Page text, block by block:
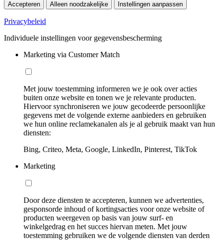
Accepteren Alleen noodzakelijke Instellingen aanpassen
Privacybeleid
Individuele instellingen voor gegevensbescherming
Marketing via Customer Match
Met jouw toestemming informeren we je ook over acties
buiten onze website en tonen we je relevante producten.
Hiervoor synchroniseren we jouw gecodeerde persoonlijke
gegevens met de volgende externe aanbieders en gebruiken
we hun online reclamekanalen als je al gebruik maakt van hun
diensten:
Bing, Criteo, Meta, Google, LinkedIn, Pinterest, TikTok
Marketing
Door deze diensten te accepteren, kunnen we advertenties,
gesponsorde inhoud of kortingsacties voor onze website of
producten weergeven op basis van jouw surf- en
winkelgedrag en het succes hiervan meten. Met jouw
toestemming gebruiken we de volgende diensten van derden